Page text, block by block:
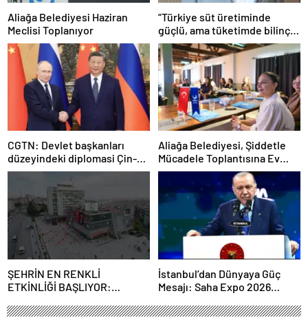
Aliağa Belediyesi Haziran
Meclisi Toplanıyor
“Türkiye süt üretiminde
güçlü, ama tüketimde bilinç
şart”
CGTN: Devlet başkanları
düzeyindeki diplomasi Çin-
Rusya arasındaki büyüyen
ortaklığı güçlendiriyor
Aliağa Belediyesi, Şiddetle
Mücadele Toplantısına Ev
Sahipliği Yaptı
ŞEHRİN EN RENKLİ
ETKİNLİĞİ BAŞLIYOR:
FESTİVALİ” HEYECANI
İstanbul’dan Dünyaya Güç
Mesajı: Saha Expo 2026